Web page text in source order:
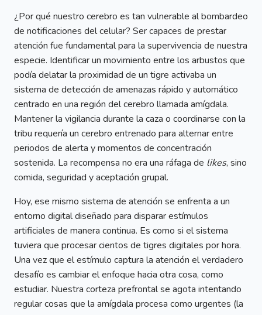
¿Por qué nuestro cerebro es tan vulnerable al bombardeo
de notificaciones del celular? Ser capaces de prestar
atención fue fundamental para la supervivencia de nuestra
especie. Identificar un movimiento entre los arbustos que
podía delatar la proximidad de un tigre activaba un
sistema de detección de amenazas rápido y automático
centrado en una región del cerebro llamada amígdala.
Mantener la vigilancia durante la caza o coordinarse con la
tribu requería un cerebro entrenado para alternar entre
periodos de alerta y momentos de concentración
sostenida. La recompensa no era una ráfaga de likes, sino
comida, seguridad y aceptación grupal.
Hoy, ese mismo sistema de atención se enfrenta a un
entorno digital diseñado para disparar estímulos
artificiales de manera continua. Es como si el sistema
tuviera que procesar cientos de tigres digitales por hora.
Una vez que el estímulo captura la atención el verdadero
desafío es cambiar el enfoque hacia otra cosa, como
estudiar. Nuestra corteza prefrontal se agota intentando
regular cosas que la amígdala procesa como urgentes (la